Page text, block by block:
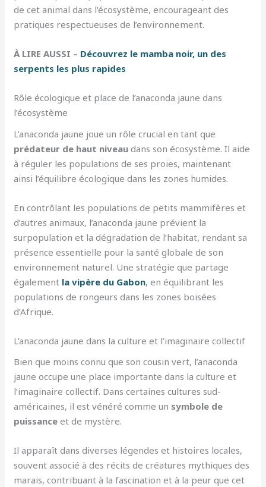
de cet animal dans l’écosystème, encourageant des
pratiques respectueuses de l’environnement.
À LIRE AUSSI – Découvrez le mamba noir, un des
serpents les plus rapides
Rôle écologique et place de l’anaconda jaune dans
l’écosystème
L’anaconda jaune joue un rôle crucial en tant que
prédateur de haut niveau dans son écosystème. Il aide
à réguler les populations de ses proies, maintenant
ainsi l’équilibre écologique dans les zones humides.
En contrôlant les populations de petits mammifères et
d’autres animaux, l’anaconda jaune prévient la
surpopulation et la dégradation de l’habitat, rendant sa
présence essentielle pour la santé globale de son
environnement naturel. Une stratégie que partage
également la vipère du Gabon, en équilibrant les
populations de rongeurs dans les zones boisées
d’Afrique.
L’anaconda jaune dans la culture et l’imaginaire collectif
Bien que moins connu que son cousin vert, l’anaconda
jaune occupe une place importante dans la culture et
l’imaginaire collectif. Dans certaines cultures sud-
américaines, il est vénéré comme un symbole de
puissance et de mystère.
Il apparaît dans diverses légendes et histoires locales,
souvent associé à des récits de créatures mythiques des
marais, contribuant à la fascination et à la peur que cet